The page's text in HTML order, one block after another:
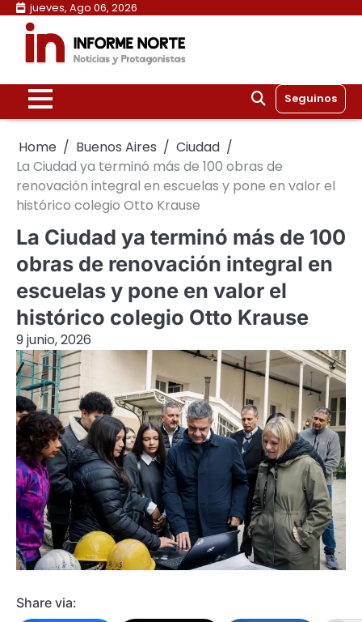
Skip
content
jueves, Ago 06, 2026
Seguinos
Home Buenos Aires
Ciudad
La Ciudad ya terminó más de 100 obras de
renovación integral en escuelas y pone en valor el
histórico colegio Otto Krause
La Ciudad ya terminó más de 100
obras de renovación integral en
escuelas y pone en valor el
histórico colegio Otto Krause
9 junio, 2026
Share via: